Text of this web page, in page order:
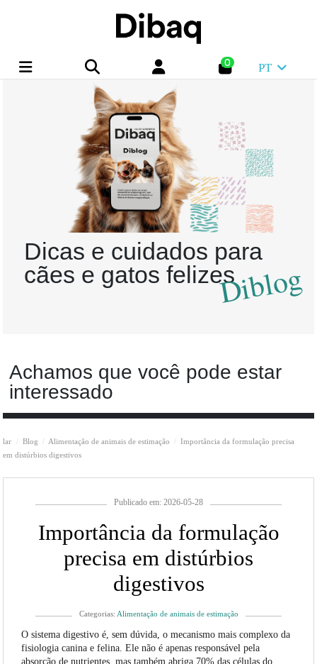
0 PT
Dicas e cuidados para
cães e gatos felizesDiblog
Achamos que você pode estar
interessado
lar Blog Alimentação de animais de estimação
Importância da formulação precisa
em distúrbios digestivos
Publicado em: 2026-05-28
Importância da formulação
precisa em distúrbios
digestivos
Categorias: Alimentação de animais de estimação
O sistema digestivo é, sem dúvida, o mecanismo mais complexo da
fisiologia canina e felina. Ele não é apenas responsável pela
absorção de nutrientes, mas também abriga 70% das células do